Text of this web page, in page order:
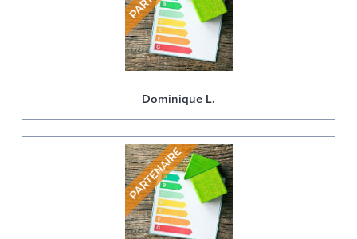
Dominique L.